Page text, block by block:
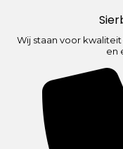
Wij staan voor
en